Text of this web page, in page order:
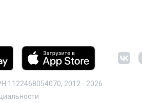
1122468054070, 2012 - 2026